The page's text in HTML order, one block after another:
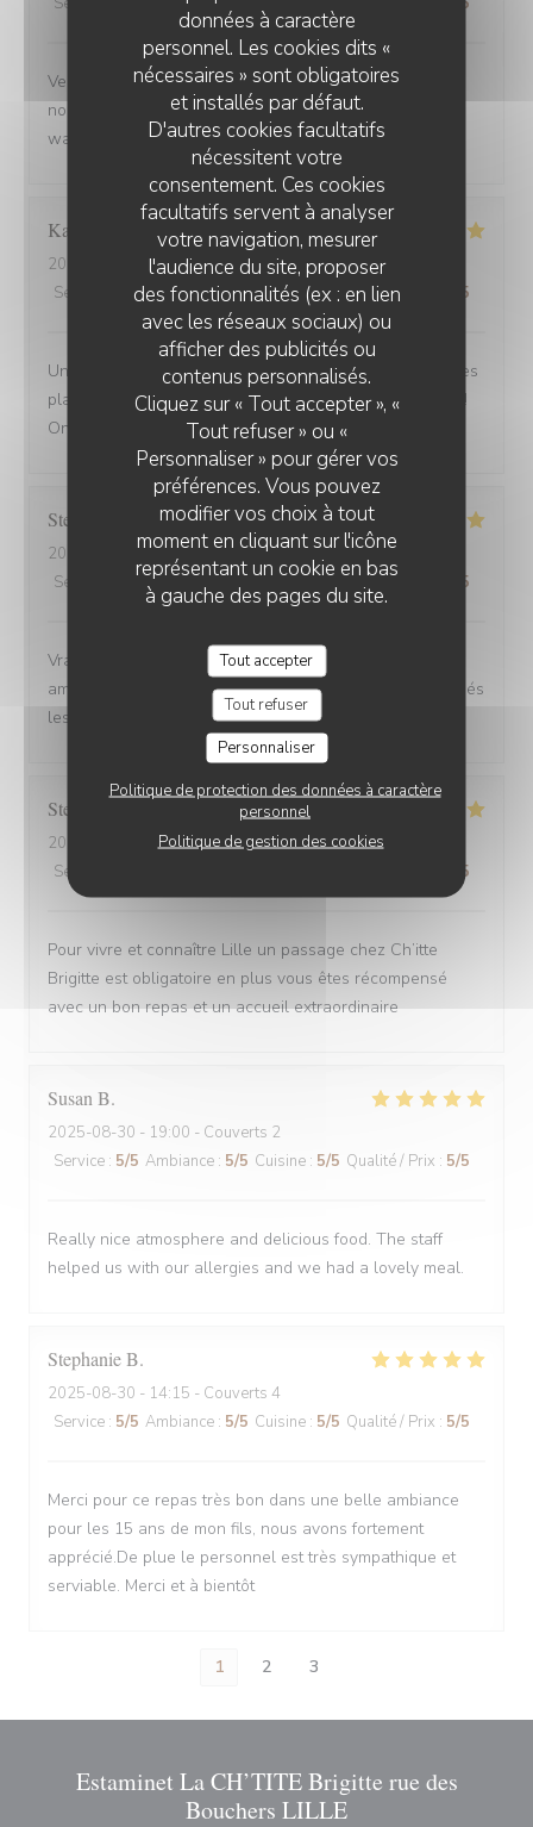
données à caractère
personnel. Les cookies dits «
nécessaires » sont obligatoires
et installés par défaut.
D'autres cookies facultatifs
nécessitent votre
consentement. Ces cookies
facultatifs servent à analyser
votre navigation, mesurer
l'audience du site, proposer
des fonctionnalités (ex : en lien
avec les réseaux sociaux) ou
afficher des publicités ou
contenus personnalisés.
Cliquez sur « Tout accepter », «
Tout refuser » ou «
Personnaliser » pour gérer vos
préférences. Vous pouvez
modifier vos choix à tout
moment en cliquant sur l'icône
représentant un cookie en bas
à gauche des pages du site.
Tout accepter
Tout refuser
Personnaliser
Politique de protection des données à caractère
personnel
Politique de gestion des cookies
Venue avec des amis de Belfort.super bien accueillis,
nous avons beaucoup apprécié la carbonade et le
waterzoi de poissons Nous reviendrons
Karine
2025-08-30
- 21:15 - Couverts 4
Service
/5 Ambiance: 5/5 Cuisine :5/5 Qualité / Prix /5
Une adresse a absolument découvrir ! Une ambiance,des
plats tous délicieux,un personnel attentionné et réactif !!
On reviendra....
Stefano
2025-08-30
- 12:00 - Couverts 6
Service
/5 Ambiance: 5 /5 Cuisine: 5/5 Qualité / Prix /5
Vrai Estaminet du Nord, nourriture excellente, uste a
ameillorer le rytme de sortie des plats, pas tjs coordonnés
les frites avec les plats principaux.
Stefan
2025-08-30
- 21:15 - Couverts 2
Service
/5
Pour vivre et connaître Lille un passage chez Ch’itte
Brigitte est obligatoire en plus vous êtes récompensé
avec un bon repas et un accueil extraordinaire
Susan B
2025-08-30 - 19:00 - Couverts 2
Service : 5/5 Ambiance : 5/5 Cuisine : 5/5 Qualité / Prix : 5/5
Really nice atmosphere and delicious food. The staff
helped us with our allergies and we had a lovely meal.
StephanieB
2025-08-30 - 14:15 - Couverts 4
Service : 5/5 Ambiance : 5/5 Cuisine : 5/5 Qualité / Prix : 5/5
Merci pour ce repas très bon dans une belle ambiance
pour les 15 ans de mon fils, nous avons fortement
apprécié.De plue le personnel est très sympathique et
serviable. Merci et à bientôt
1 2 3
Estaminet La CH’TITE Brigitte rue des
Bouchers LILLE